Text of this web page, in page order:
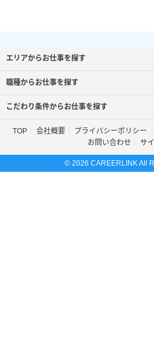
エリアからお仕事を探す
職種からお仕事を探す
こだわり条件からお仕事を探す
TOP 会社概要 プライバシーポリシー
お問い合わせ
サ
© 2026 CAREERLINK All